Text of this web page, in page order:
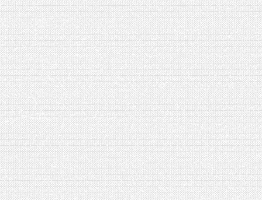
[VIDÉO] OBJECTIF POIDS SANTÉ #67 : L’AVIS
DES AUTRES, CE N’EST QUE LA VIE DES
AUTRES
[VIDÉO] UNBOXING : LES MY LITTLE &
BIOTYFULL BOX DES MOIS DE FÉVRIER ET
MARS 2024 FEAT. AKILA
[VIDÉO] LA SÉLECTION DU MOIS
#JANVIER2024
[VIDÉO] HELLOFRESH #34 : IDÉES
RECETTES RISOTTO